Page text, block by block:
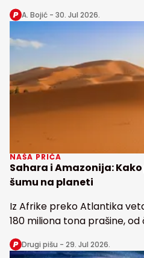
A. Bojić - 30. Jul 2026.
NAŠA PRIČA
Sahara i Amazonija:
šumu na planeti
Iz Afrike preko Atlantika
180 miliona tona prašine,
snabdeva fosforom najveću
Zemlji
Drugi pišu - 29. Jul 2026.